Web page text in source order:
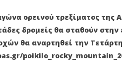
και Αναγέννηση
τις δυνάμεις τους!
ορεινού τρεξίματος της
δρομείς θα σταθούν στην
θα αναρτηθεί την